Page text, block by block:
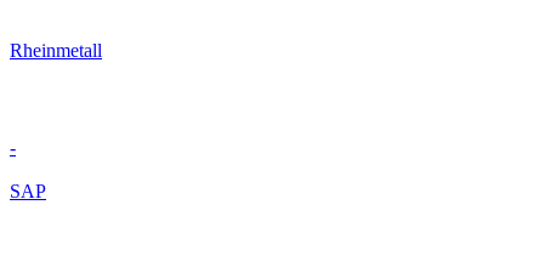
Rheinmetall
-
SAP